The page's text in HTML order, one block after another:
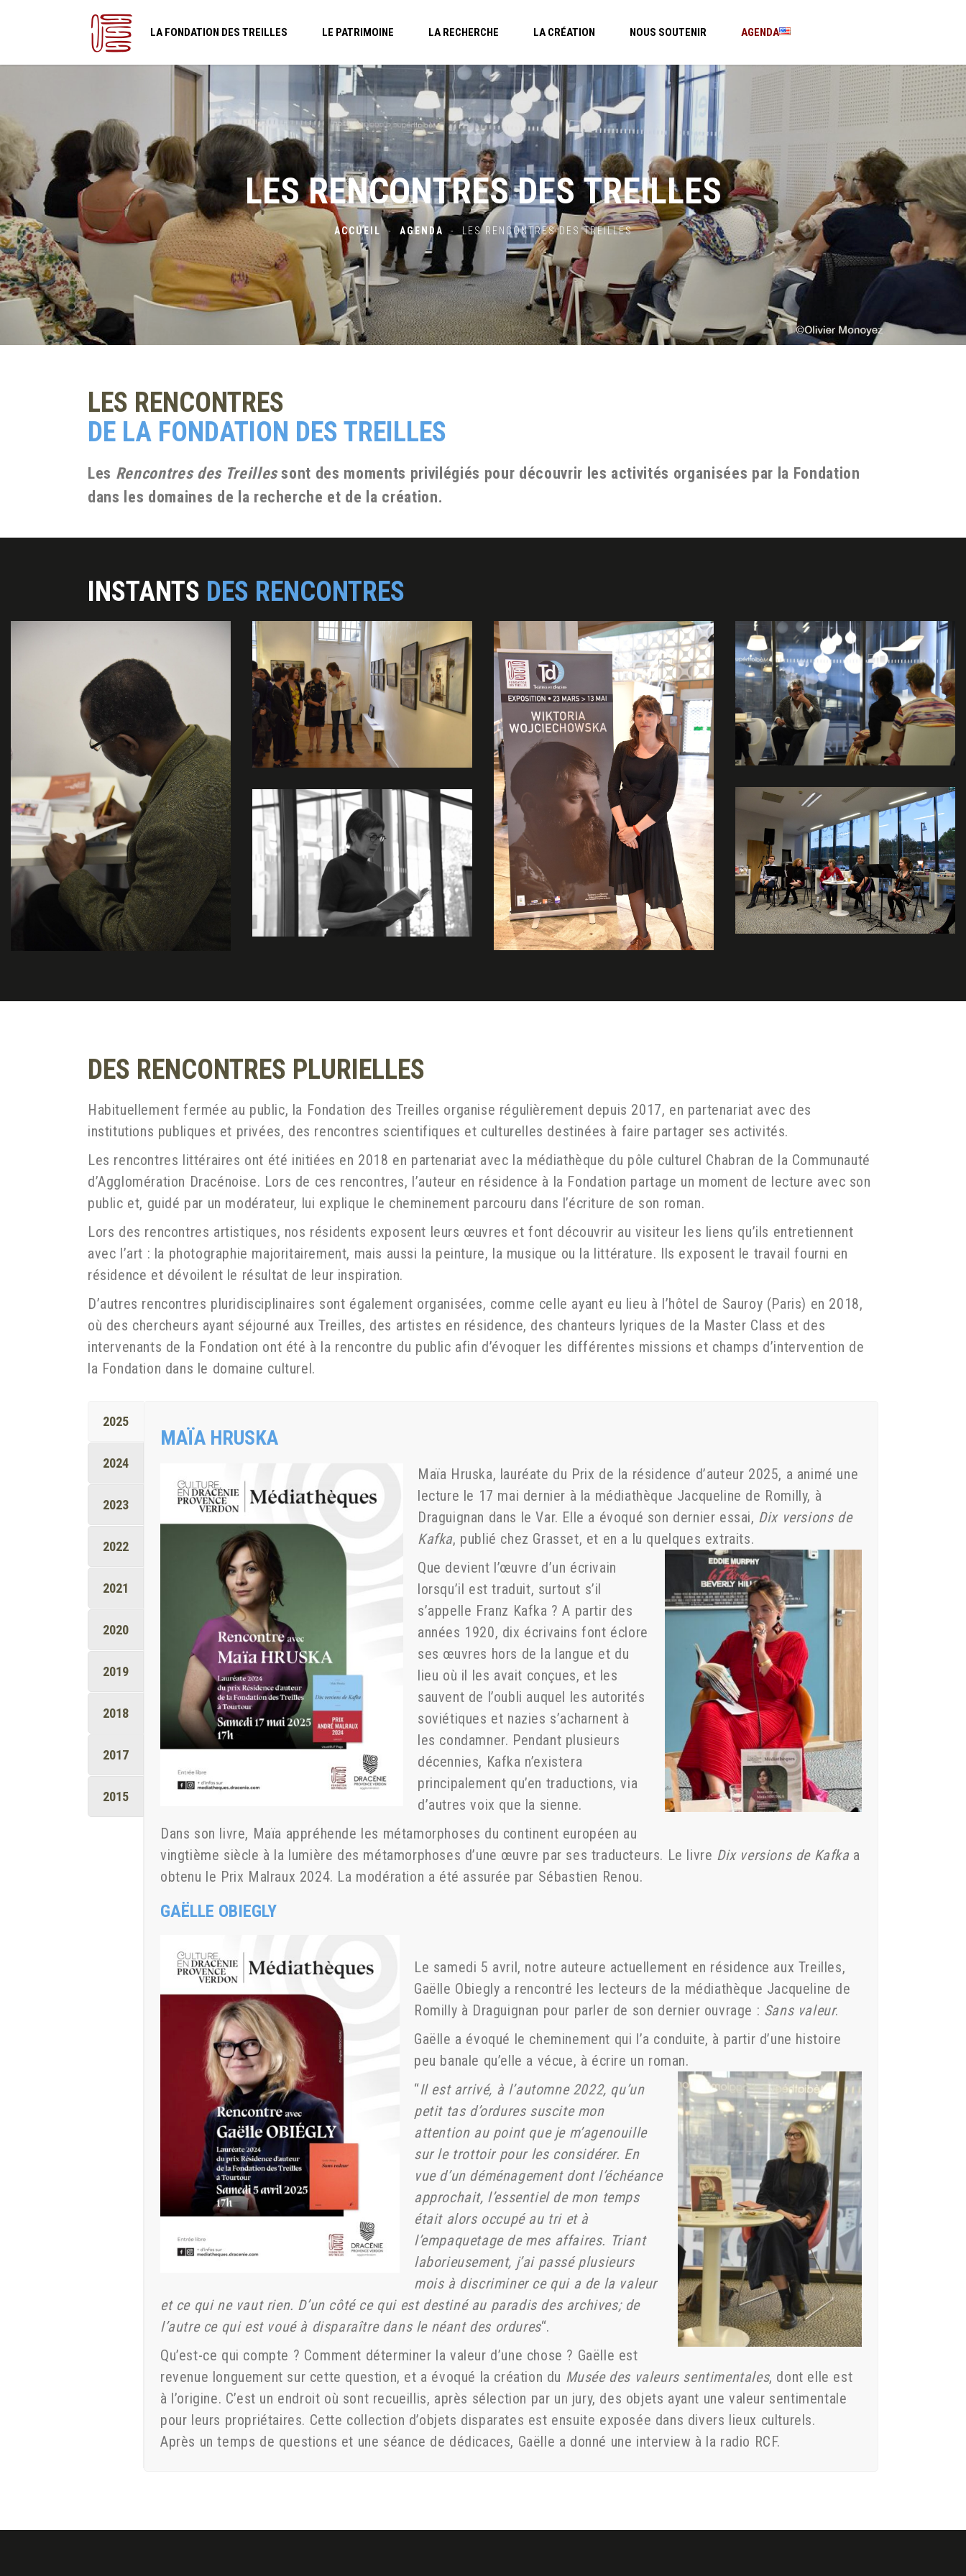
LA FONDATION DES TREILLES LE PATRIMOINE LA RECHERCHE LA CRÉATION NOUS SOUTENIR AGENDA
LES RENCONTRES DES TREILLES
ACCUEIL - AGENDA - LES RENCONTRES DES TREILLES
LES RENCONTRES
DE LA FONDATION DES TREILLES
Les Rencontres des Treillessont des moments privilégiés pour découvrir les activités organisées par la Fondation
dans les domaines de la recherche et de la création.
INSTANTS DES RENCONTRES
DES RENCONTRES PLURIELLES
Habituellement fermée au public, la Fondation des Treilles organise régulièrement depuis 2017, en partenariat avec des
institutions publiques et privées, des rencontres scientifiques et culturelles destinées à faire partager ses activités.
Les rencontres littéraires ont été initiées en 2018 en partenariat avec la médiathèque du pôle culturel Chabran de la Communauté
d’Agglomération Dracénoise. Lors de ces rencontres, l’auteur en résidence à la Fondation partage un moment de lecture avec son
public et, guidé par un modérateur, lui explique le cheminement parcouru dans l’écriture de son roman.
Lors des rencontres artistiques, nos résidents exposent leurs œuvres et font découvrir au visiteur les liens qu’ils entretiennent
avec l’art : la photographie majoritairement, mais aussi la peinture, la musique ou la littérature. Ils exposent le travail fourni en
résidence et dévoilent le résultat de leur inspiration.
D’autres rencontres pluridisciplinaires sont également organisées, comme celle ayant eu lieu à l’hôtel de Sauroy (Paris) en 2018,
où des chercheurs ayant séjourné aux Treilles, des artistes en résidence, des chanteurs lyriques de la Master Class et des
intervenants de la Fondation ont été à la rencontre du public afin d’évoquer les différentes missions et champs d’intervention de
la Fondation dans le domaine culturel.
2025
2024
2023
2022
2021
2020
2019
2018
2017
2015
MAÏA HRUSKA
Maïa Hruska, lauréate du Prix de la résidence d’auteur 2025, a animé une
lecture le 17 mai dernier à la médiathèque Jacqueline de Romilly, à
Draguignan dans le Var. Elle a évoqué son dernier essai, Dix versions de
Kafka, publié chez Grasset, et en a lu quelques extraits.
Que devient l’œuvre d’un écrivain
lorsqu’il est traduit, surtout s’il
s’appelle Franz Kafka ? A partir des
années 1920, dix écrivains font éclore
ses œuvres hors de la langue et du
lieu où il les avait conçues, et les
sauvent de l’oubli auquel les autorités
soviétiques et nazies s’acharnent à
les condamner. Pendant plusieurs
décennies, Kafka n’existera
principalement qu’en traductions, via
d’autres voix que la sienne.
Dans son livre, Maïa appréhende les métamorphoses du continent européen au
vingtième siècle à la lumière des métamorphoses d’une œuvre par ses traducteurs. Le livre Dix versions de Kafkaa
obtenu le Prix Malraux 2024. La modération a été assurée par Sébastien Renou.
GAËLLE OBIEGLY
Le samedi 5 avril, notre auteure actuellement en résidence aux Treilles,
Gaëlle Obiegly a rencontré les lecteurs de la médiathèque Jacqueline de
Romilly à Draguignan pour parler de son dernier ouvrage : Sans valeur.
Gaëlle a évoqué le cheminement qui l’a conduite, à partir d’une histoire
peu banale qu’elle a vécue, à écrire un roman.
“Il est arrivé, à l’automne 2022, qu’un
petit tas d’ordures suscite mon
attention au point que je m’agenouille
sur le trottoir pour les considérer. En
vue d’un déménagement dont l’échéance
approchait, l’essentiel de mon temps
était alors occupé au tri et à
l’empaquetage de mes affaires. Triant
laborieusement, j’ai passé plusieurs
mois à discriminer ce qui a de la valeur
et ce qui ne vaut rien. D’un côté ce qui est destiné au paradis des archives; de
l’autre ce qui est voué à disparaître dans le néant des ordures“.
Qu’est-ce qui compte ? Comment déterminer la valeur d’une chose ? Gaëlle est
revenue longuement sur cette question, et a évoqué la création du Musée des valeurs sentimentales, dont elle est
à l’origine. C’est un endroit où sont recueillis, après sélection par un jury, des objets ayant une valeur sentimentale
pour leurs propriétaires. Cette collection d’objets disparates est ensuite exposée dans divers lieux culturels.
Après un temps de questions et une séance de dédicaces, Gaëlle a donné une interview à la radio RCF.